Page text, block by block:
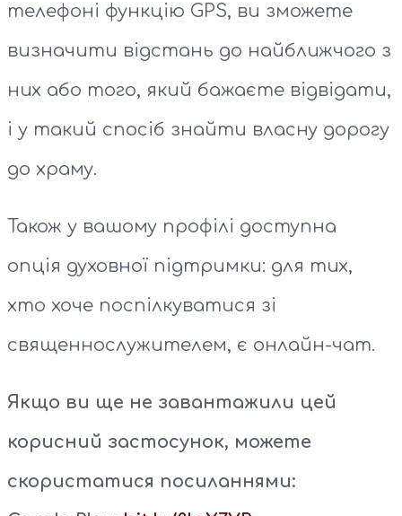
телефоні функцію GPS, ви зможете
визначити відстань до найближчого з
них або того, який бажаєте відвідати,
і у такий спосіб знайти власну дорогу
до храму.
Також у вашому профілі доступна
опція духовної підтримки: для тих,
хто хоче поспілкуватися зі
священнослужителем, є онлайн-чат.
Якщо ви ще не завантажили цей
корисний застосунок, можете
скористатися посиланнями: